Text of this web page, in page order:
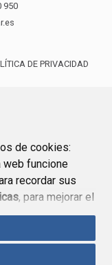
de cookies:
web funcione
recordar sus
, para mejorar el
el botón
950
DE PRIVACIDAD